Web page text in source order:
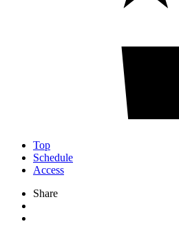
Top
Schedule
Access
Share